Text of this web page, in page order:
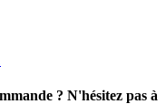
? N'hésitez pas à